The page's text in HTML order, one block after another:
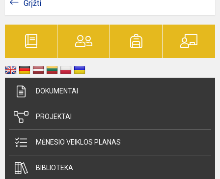
Grįžti
DOKUMENTAI
PROJEKTAI
MĖNESIO VEIKLOS PLANAS
BIBLIOTEKA